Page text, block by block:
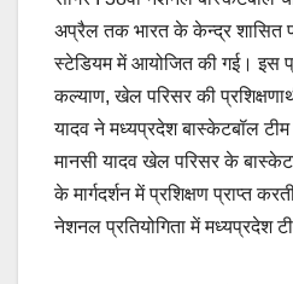
अप्रैल तक भारत के केन्द्र शासित
स्टेडियम में आयोजित की गई। इस
कल्याण, खेल परिसर की
यादव ने मध्यप्रदेश बास्केटबॉल टीम
मानसी यादव खेल परिसर के
के मार्गदर्शन में प्रशिक्षण प्राप्त
नेशनल प्रतियोगिता में मध्यप्रदेश